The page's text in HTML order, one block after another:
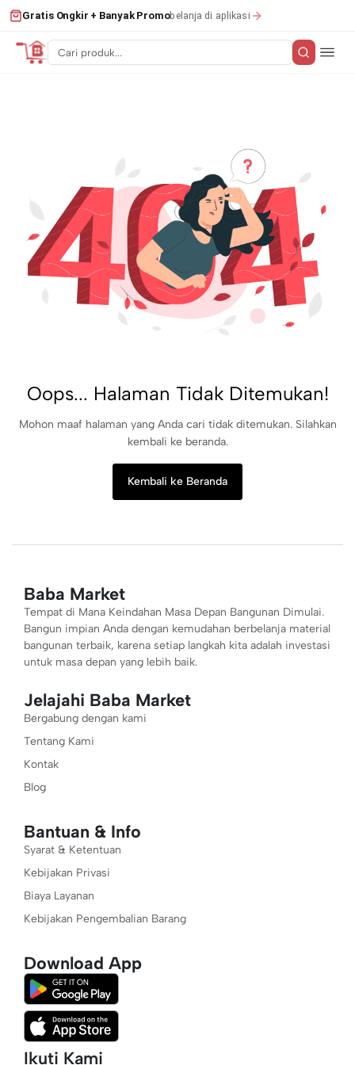
Gratis Ongkir + Banyak Promobelanja di aplikasi
Oops... Halaman Tidak Ditemukan!
Mohon maaf halaman yang Anda cari tidak ditemukan. Silahkan
kembali ke beranda.
Kembali ke Beranda
Baba Market
Tempat di Mana Keindahan Masa Depan Bangunan Dimulai.
Bangun impian Anda dengan kemudahan berbelanja material
bangunan terbaik, karena setiap langkah kita adalah investasi
untuk masa depan yang lebih baik.
Jelajahi Baba Market
Bergabung dengan kami
Tentang Kami
Kontak
Blog
Bantuan & Info
Syarat & Ketentuan
Kebijakan Privasi
Biaya Layanan
Kebijakan Pengembalian Barang
Download App
Ikuti Kami